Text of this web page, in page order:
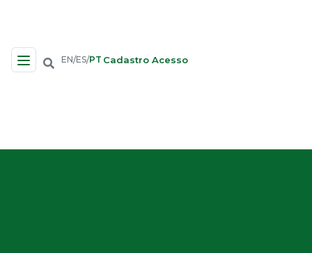
Navegação no Site
EN/ES/PT Cadastro Acesso